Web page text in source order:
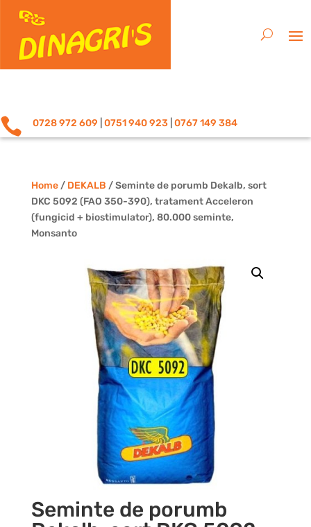
 0728 972 609 0751 940 923 0767 149 384
Home/ DEKALB / Seminte de porumb Dekalb, sort
DKC 5092 (FAO 350-390), tratament Acceleron
(fungicid + biostimulator), 80.000 seminte,
Monsanto
Seminte de porumb